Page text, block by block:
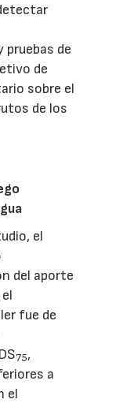
de
de
sobre el
de los
el
del aporte
fue de
75,
a
el